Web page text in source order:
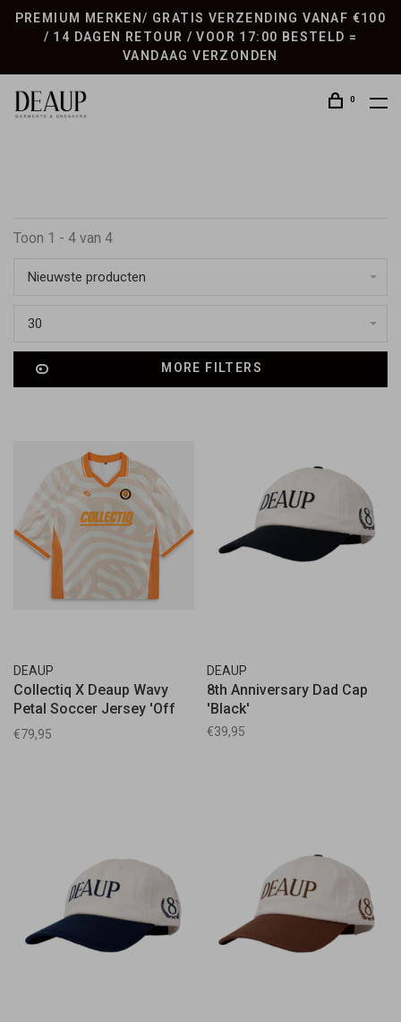
PREMIUM MERKEN/ GRATIS VERZENDING VANAF €100
/ 14 DAGEN RETOUR / VOOR 17:00 BESTELD =
VANDAAG VERZONDEN
0
Toon 1 - 4 van 4
Nieuwste producten
30
MORE FILTERS
DEAUP
Collectiq X Deaup Wavy
Petal Soccer Jersey 'Off
White'
€79,95
DEAUP
8th Anniversary Dad Cap
'Black'
€39,95